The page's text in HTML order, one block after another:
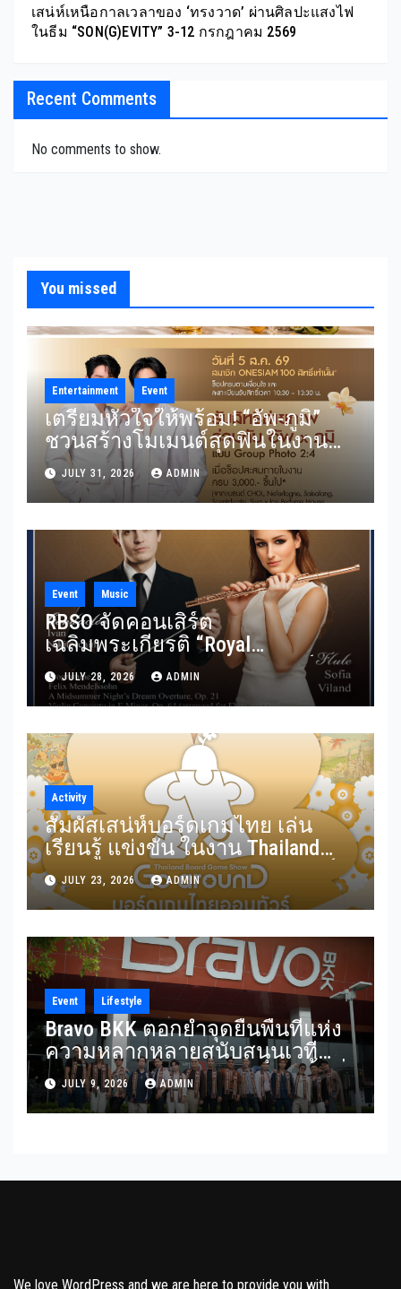
เสน่ห์เหนือกาลเวลาของ ‘ทรงวาด’ ผ่านศิลปะแสงไฟ
ในธีม “SON(G)EVITY” 3-12 กรกฎาคม 2569
Recent Comments
No comments to show.
You missed
Entertainment Event
เตรียมหัวใจให้พร้อม! “อัพ-ภูมิ”
ชวนสร้างโมเมนต์สุดฟินในงาน
“THE SCENT OF SIAM” ลุ้น Group
Shot แบบใกล้ชิด 5 สิงหาคมนี้
JULY 31, 2026 ADMIN
Event Music
RBSO จัดคอนเสิร์ต
เฉลิมพระเกียรติ “Royal
Benevolence” รวมบทประพันธ์
อมตะจาก Mendelssohn และ
Rimsky-Korsakov 31 กรกฎาคมนี้
JULY 28, 2026 ADMIN
Activity
สัมผัสเสน่ห์บอร์ดเกมไทย เล่น
เรียนรู้ แข่งขัน ในงาน Thailand
Board Game Show Go arounD บอร์ด
เกมไทยออนทัวร์ วันที่ 24-26
กรกฎาคม 2569 ณ ICS Lifestyle
Complex
JULY 23, 2026 ADMIN
Event Lifestyle
Bravo BKK ตอกย้ำจุดยืนพื้นที่แห่ง
ความหลากหลายสนับสนุนเวที
Mister Gay Thailand 2026 เปิดพื้นที่
ส่งต่อแรงบันดาลใจและความเท่า
เทียมสู่สังคม
JULY 9, 2026 ADMIN
We love WordPress and we are here to provide you with